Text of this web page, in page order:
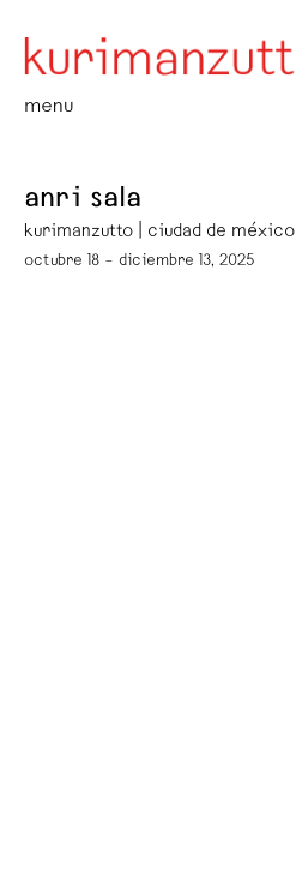
menu
anri sala
kurimanzutto | ciudad de méxico
octubre 18 – diciembre 13, 2025